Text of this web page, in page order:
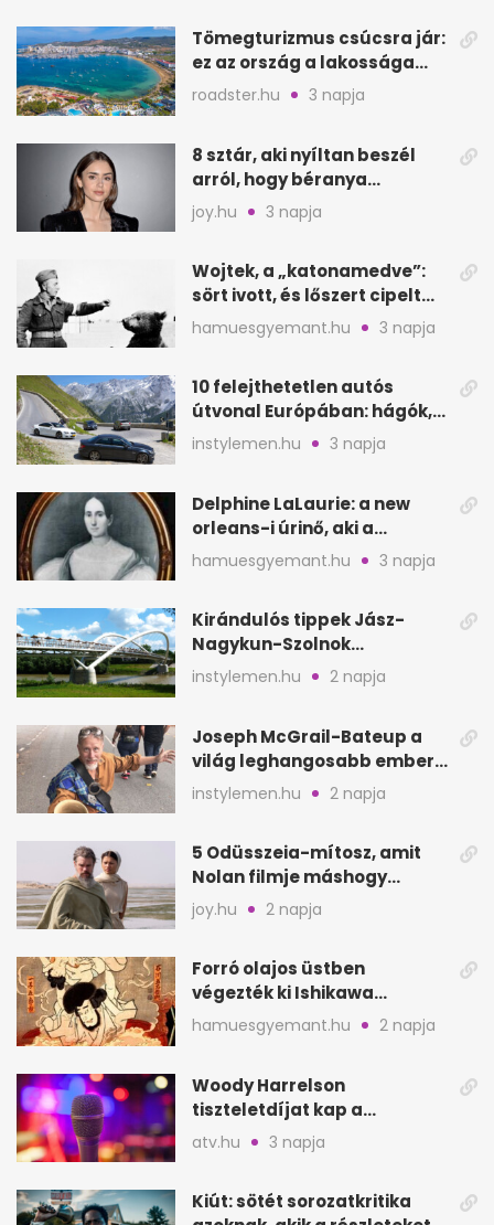
Tömegturizmus csúcsra jár:
ez az ország a lakossága
kétszeresét fogadja
roadster.hu 3 napja
8 sztár, aki nyíltan beszél
arról, hogy béranya
segítette a családalapítást
joy.hu 3 napja
Wojtek, a „katonamedve”:
sört ivott, és lőszert cipelt
Monte Cassinónál
hamuesgyemant.hu 3 napja
10 felejthetetlen autós
útvonal Európában: hágók,
partok, fjordok
instylemen.hu 3 napja
Delphine LaLaurie: a new
orleans-i úrinő, aki a
padláson kínzott
hamuesgyemant.hu 3 napja
Kirándulós tippek Jász-
Nagykun-Szolnok
megyében: 6 kihagyhatatlan
hely
instylemen.hu 2 napja
Joseph McGrail-Bateup a
világ leghangosabb embere
lett Ausztráliából
instylemen.hu 2 napja
5 Odüsszeia-mítosz, amit
Nolan filmje máshogy
mutat, mint Homérosz
joy.hu 2 napja
Forró olajos üstben
végezték ki Ishikawa
Goemont, Japán Robin
Hoodját
hamuesgyemant.hu 2 napja
Woody Harrelson
tiszteletdíjat kap a
Szarajevói Filmfesztiválon
atv.hu 3 napja
Kiút: sötét sorozatkritika